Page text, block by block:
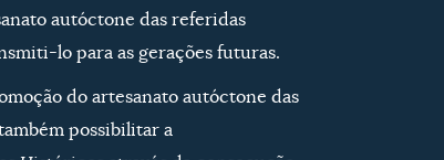
autóctone das referidas
lo para as gerações futuras.
do artesanato autóctone das
possibilitar a